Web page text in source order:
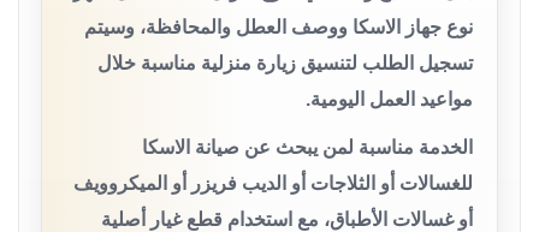
نوع جهاز الاسكا ووصف العطل والمحافظة، وسيتم
تسجيل الطلب لتنسيق زيارة منزلية مناسبة خلال
مواعيد العمل اليومية.
الخدمة مناسبة لمن يبحث عن صيانة الاسكا
للغسالات أو الثلاجات أو الديب فريزر أو الميكروويف
أو غسالات الأطباق، مع استخدام قطع غيار أصلية